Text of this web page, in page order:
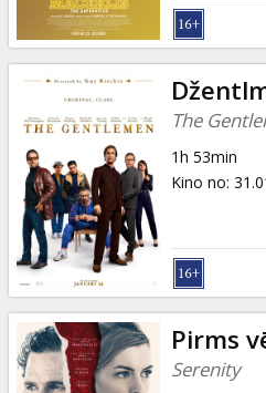
The
1h 53min
Kino no:
Pirms
Serenity